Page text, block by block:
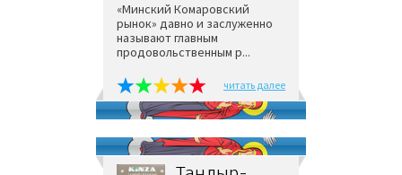
«Минский Комаровский
рынок» давно и заслуженно
называют главным
продовольственным р...
читать далее